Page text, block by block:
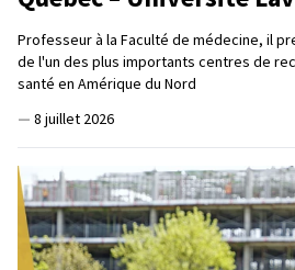
Professeur à la Faculté de médecine, il
de l'un des plus importants centres de
santé en Amérique du Nord
— 8 juillet 2026